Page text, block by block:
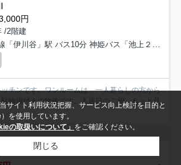
円
/2階建
川谷」駅 バス10分 神姫バス「池上２丁目」 停歩3分
チンです。ワンルームは、一人暮らしの方から
輪場付きの物件です。入居日のご相...もっと見
サイト利用状況把握、サービス向上検討を目的と
を使用しています。
の取扱いについて」 をご確認ください。
閉じる